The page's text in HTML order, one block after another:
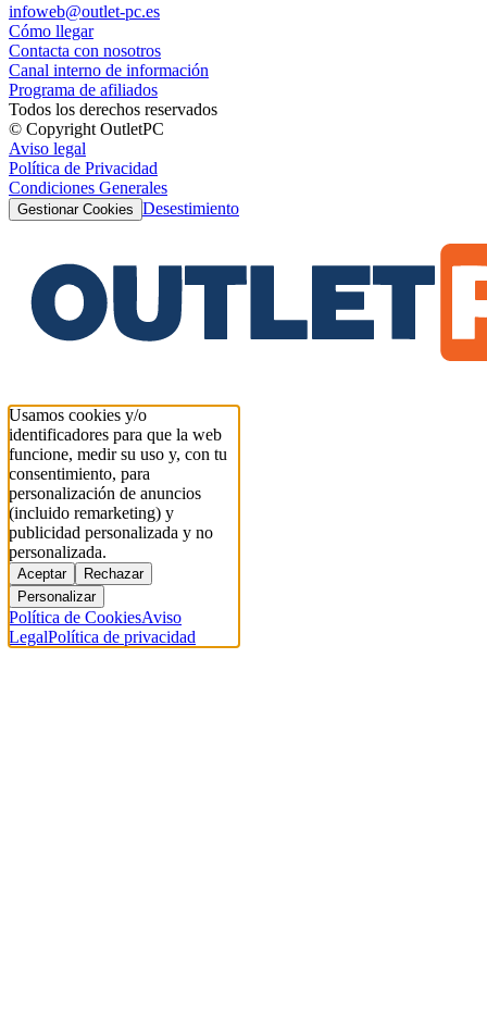
infoweb@outlet-pc.es
Cómo llegar
Contacta con nosotros
Canal interno de información
Programa de afiliados
Todos los derechos reservados
© Copyright OutletPC
Aviso legal
Política de Privacidad
Condiciones Generales
Gestionar Cookies Desestimiento
Usamos cookies y/o
identificadores para que la web
funcione, medir su uso y, con tu
consentimiento, para
personalización de anuncios
(incluido remarketing) y
publicidad personalizada y no
personalizada.
Aceptar
Rechazar
Personalizar
Política de CookiesAviso
LegalPolítica de privacidad